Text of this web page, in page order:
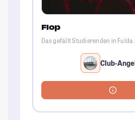
Flop
Das gefällt Studierenden in
Club-